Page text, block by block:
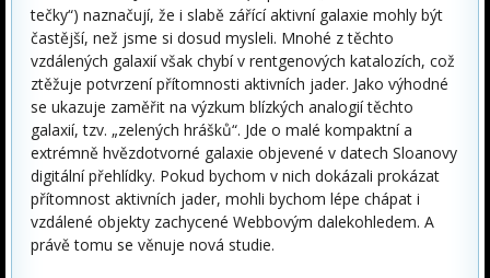
tečky“) naznačují, že i slabě zářící aktivní galaxie mohly být
častější, než jsme si dosud mysleli. Mnohé z těchto
vzdálených galaxií však chybí v rentgenových katalozích, což
ztěžuje potvrzení přítomnosti aktivních jader. Jako výhodné
se ukazuje zaměřit na výzkum blízkých analogií těchto
galaxií, tzv. „zelených hrášků“. Jde o malé kompaktní a
extrémně hvězdotvorné galaxie objevené v datech Sloanovy
digitální přehlídky. Pokud bychom v nich dokázali prokázat
přítomnost aktivních jader, mohli bychom lépe chápat i
vzdálené objekty zachycené Webbovým dalekohledem. A
právě tomu se věnuje nová studie.